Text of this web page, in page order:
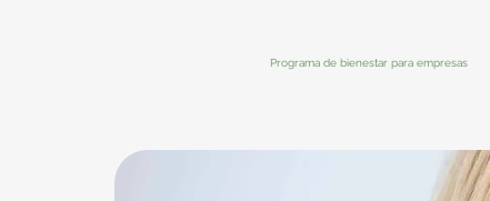
Programa de bienestar para empresas